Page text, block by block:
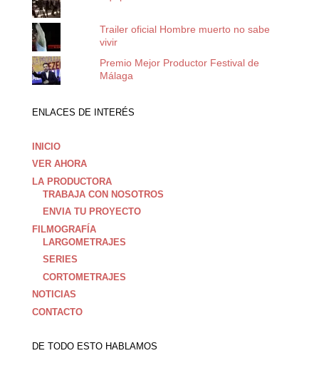
Trailer oficial Hombre muerto no sabe
vivir
Premio Mejor Productor Festival de
Málaga
ENLACES DE INTERÉS
INICIO
VER AHORA
LA PRODUCTORA
TRABAJA CON NOSOTROS
ENVIA TU PROYECTO
FILMOGRAFÍA
LARGOMETRAJES
SERIES
CORTOMETRAJES
NOTICIAS
CONTACTO
DE TODO ESTO HABLAMOS